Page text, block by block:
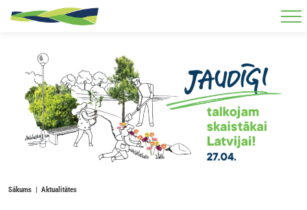
Skip to main content
Sākums Aktualitātes